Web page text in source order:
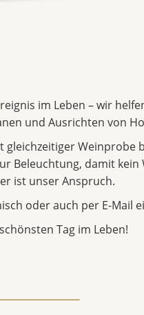
im Leben – wir
und Ausrichten von
Weinprobe
Beleuchtung, damit
ist unser Anspruch.
oder auch per E-
Tag im Leben!